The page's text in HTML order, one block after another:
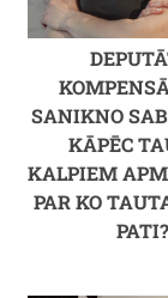
SANIKNO
KĀPĒC
KALPIEM
PAR KO
PATI?